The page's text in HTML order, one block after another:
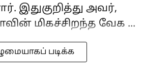
இதுகுறித்து அவர்,
மிகச்சிறந்த வேக ...
படிக்க